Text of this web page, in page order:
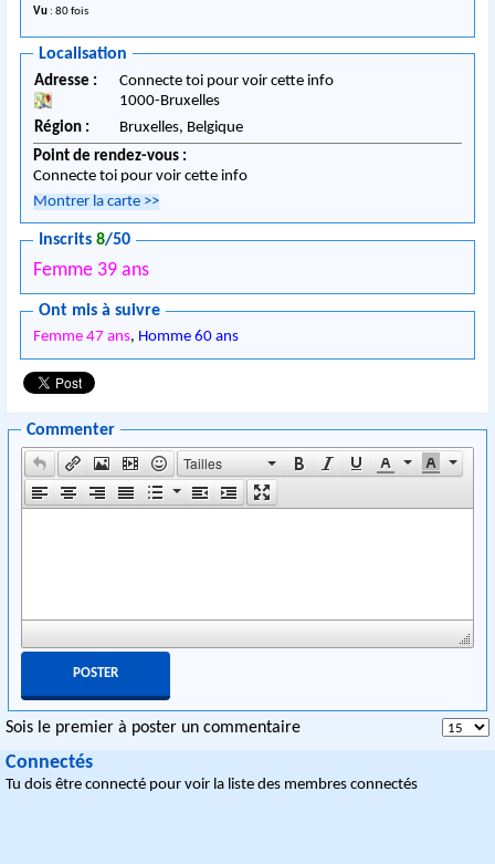
Vu : 80 fois
Localisation
Adresse :
Connecte toi pour voir cette info
1000-Bruxelles
Région :
Bruxelles, Belgique
Point de rendez-vous :
Connecte toi pour voir cette info
Montrer la carte >>
Inscrits8/50
Femme 39 ans
Ont mis à suivre
Femme 47 ans, Homme 60 ans
Commenter
Tailles
Sois le premier à poster un commentaire
Connectés
Tu dois être connecté pour voir la liste des membres connectés